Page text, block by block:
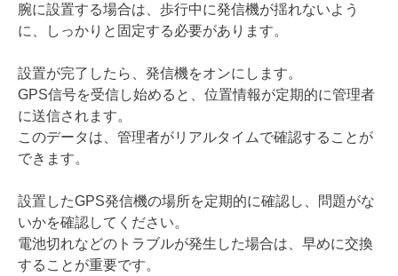
腕に設置する場合は、歩行中に発信機が揺れないよう
に、しっかりと固定する必要があります。
設置が完了したら、発信機をオンにします。
GPS信号を受信し始めると、位置情報が定期的に管理者
に送信されます。
このデータは、管理者がリアルタイムで確認することが
できます。
設置したGPS発信機の場所を定期的に確認し、問題がな
いかを確認してください。
電池切れなどのトラブルが発生した場合は、早めに交換
することが重要です。